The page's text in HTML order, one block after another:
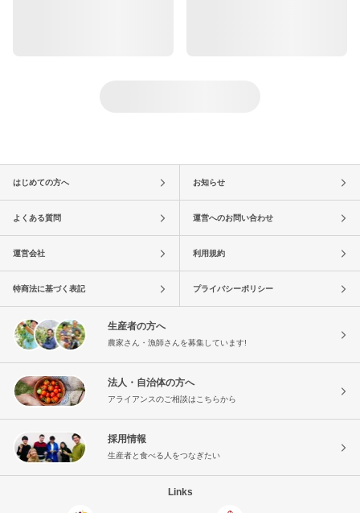
はじめての方へ お知らせ
よくある質問 運営へのお問い合わせ
運営会社 利用規約
特商法に基づく表記 プライバシーポリシー
生産者の方へ
農家さん・漁師さんを募集しています!
法人・自治体の方へ
アライアンスのご相談はこちらから
採用情報
生産者と食べる人をつなぎたい
Links